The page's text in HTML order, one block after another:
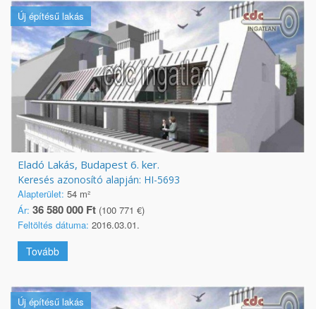
Új építésű lakás
Eladó Lakás, Budapest 6. ker.
Keresés azonosító alapján: HI-5693
Alapterület: 54 m²
Ár: 36 580 000 Ft (100 771 €)
Feltöltés dátuma: 2016.03.01.
Tovább
Új építésű lakás